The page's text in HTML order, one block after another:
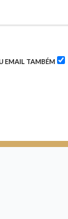
EMAIL TAMBÉM